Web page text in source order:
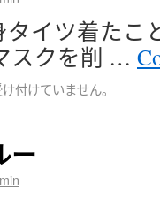
タイツ着たこ
スクを削 …
付けていません。
ー